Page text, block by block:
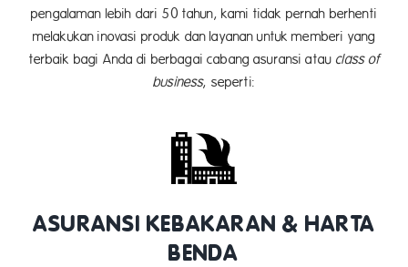
pengalaman lebih dari 50 tahun, kami tidak pernah berhenti
melakukan inovasi produk dan layanan untuk memberi yang
terbaik bagi Anda di berbagai cabang asuransi atau class of
business, seperti:
ASURANSI KEBAKARAN & HARTA
BENDA